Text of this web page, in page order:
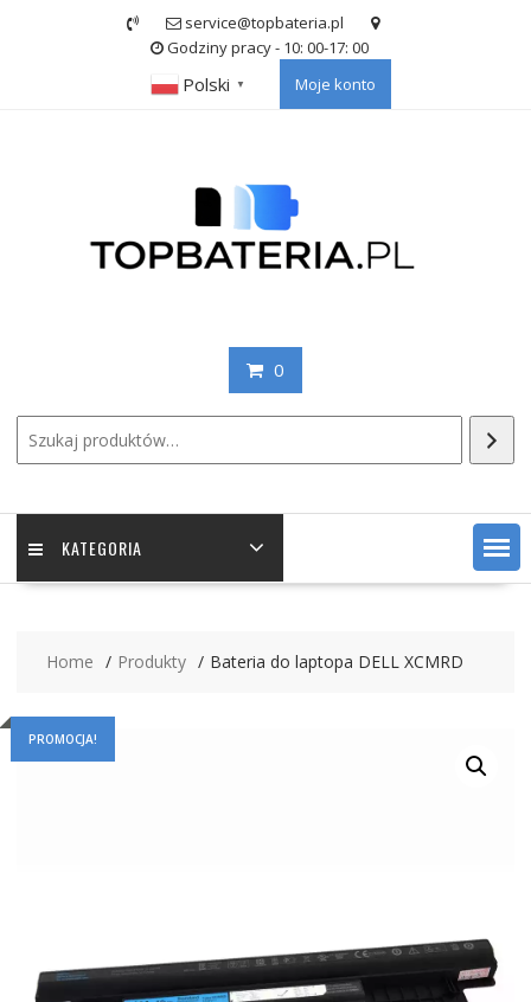
service@topbateria.pl
Godziny pracy - 10: 00-17: 00
Polski ▼ Moje konto
0
KATEGORIA
Home Produkty Bateria do laptopa DELL XCMRD
PROMOCJA!